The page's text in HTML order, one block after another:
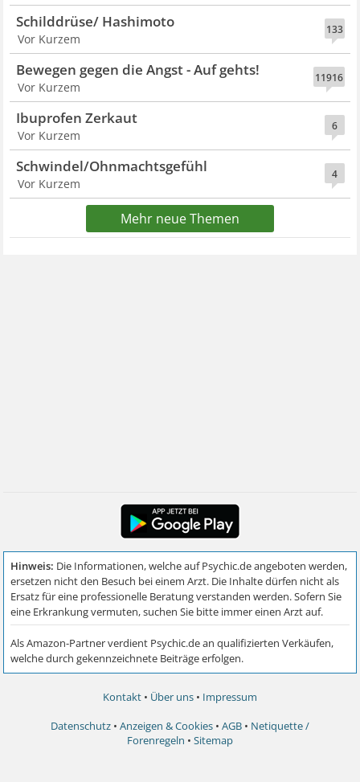
133
Schilddrüse/ Hashimoto
Vor Kurzem
11916
Bewegen gegen die Angst - Auf gehts!
Vor Kurzem
6
Ibuprofen Zerkaut
Vor Kurzem
4
Schwindel/Ohnmachtsgefühl
Vor Kurzem
Mehr neue Themen
Kontakt • Über uns • Impressum
Datenschutz • Anzeigen & Cookies • AGB • Netiquette /
Forenregeln • Sitemap